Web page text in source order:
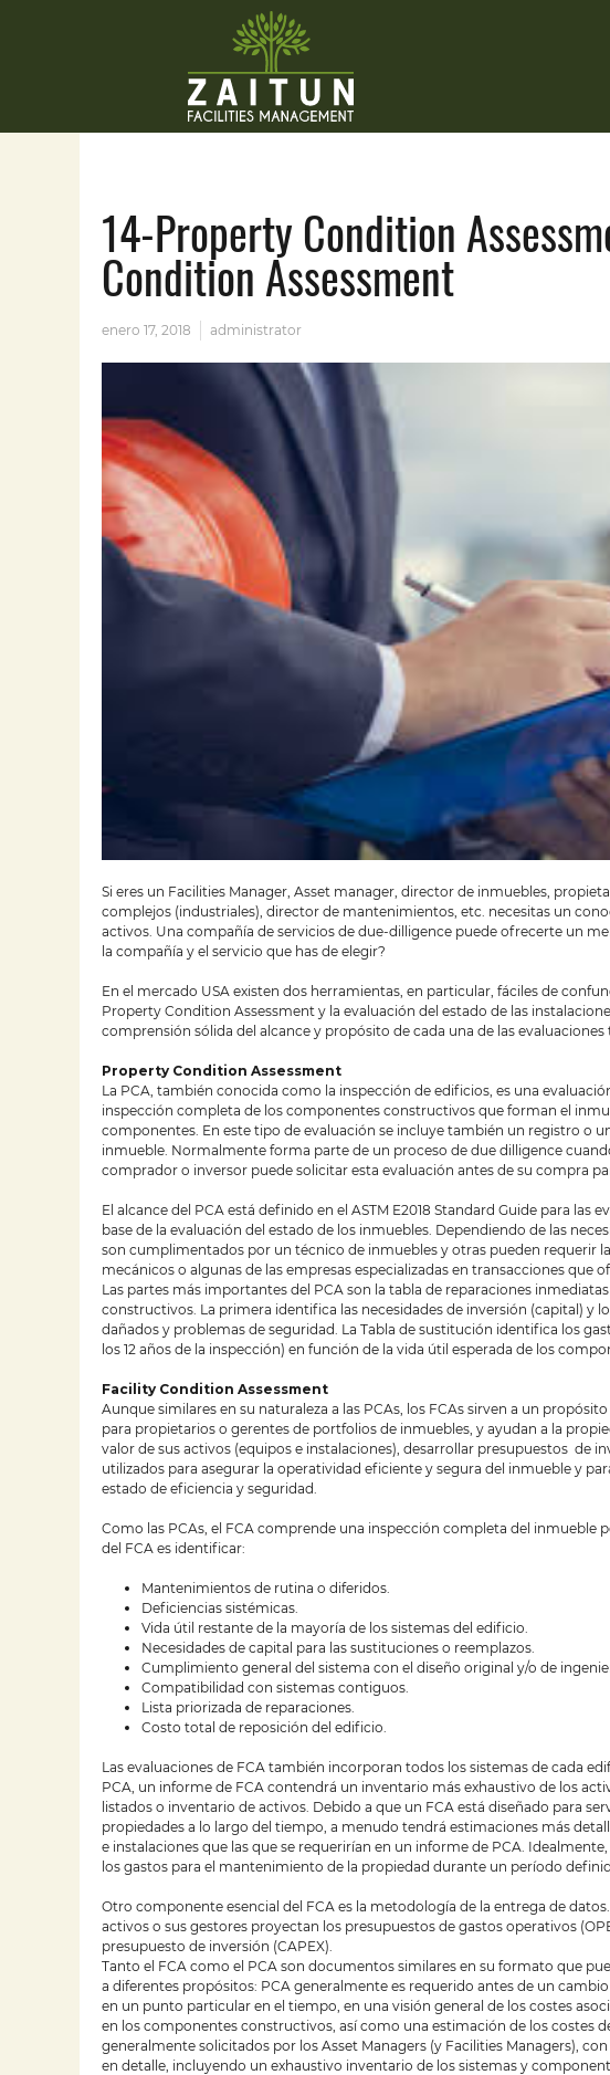
14-Property Condition
Condition Assessment
enero 17, 2018 administrator
Si eres un Facilities Manager, Asset manager, director de inmuebles,
complejos (industriales), director de mantenimientos, etc. necesitas un
activos. Una compañía de servicios de due-dilligence puede ofrecerte un
la compañía y el servicio que has de elegir?
En el mercado USA existen dos herramientas, en particular, fáciles de
Property Condition Assessment y la evaluación del estado de las
comprensión sólida del alcance y propósito de cada una de las
Property Condition Assessment
La PCA, también conocida como la inspección de edificios, es una
inspección completa de los componentes constructivos que forman el
componentes. En este tipo de evaluación se incluye también un registro o
inmueble. Normalmente forma parte de un proceso de due dilligence
comprador o inversor puede solicitar esta evaluación antes de su compra
El alcance del PCA está definido en el ASTM E2018 Standard Guide para las
base de la evaluación del estado de los inmuebles. Dependiendo de las
son cumplimentados por un técnico de inmuebles y otras pueden requerir
mecánicos o algunas de las empresas especializadas en transacciones que
Las partes más importantes del PCA son la tabla de reparaciones
constructivos. La primera identifica las necesidades de inversión (capital) y
dañados y problemas de seguridad. La Tabla de sustitución identifica los
los 12 años de la inspección) en función de la vida útil esperada de los
Facility Condition Assessment
Aunque similares en su naturaleza a las PCAs, los FCAs sirven a un
para propietarios o gerentes de portfolios de inmuebles, y ayudan a la
valor de sus activos (equipos e instalaciones), desarrollar presupuestos de
utilizados para asegurar la operatividad eficiente y segura del inmueble y
estado de eficiencia y seguridad.
Como las PCAs, el FCA comprende una inspección completa del inmueble
del FCA es identificar:
Mantenimientos de rutina o diferidos.
Deficiencias sistémicas.
Vida útil restante de la mayoría de los sistemas del edificio.
Necesidades de capital para las sustituciones o reemplazos.
Cumplimiento general del sistema con el diseño original y/o de
Compatibilidad con sistemas contiguos.
Lista priorizada de reparaciones.
Costo total de reposición del edificio.
Las evaluaciones de FCA también incorporan todos los sistemas de cada
PCA, un informe de FCA contendrá un inventario más exhaustivo de los
listados o inventario de activos. Debido a que un FCA está diseñado para
propiedades a lo largo del tiempo, a menudo tendrá estimaciones más
e instalaciones que las que se requerirían en un informe de PCA.
los gastos para el mantenimiento de la propiedad durante un período
Otro componente esencial del FCA es la metodología de la entrega de
activos o sus gestores proyectan los presupuestos de gastos operativos
presupuesto de inversión (CAPEX).
Tanto el FCA como el PCA son documentos similares en su formato que
a diferentes propósitos: PCA generalmente es requerido antes de un
en un punto particular en el tiempo, en una visión general de los costes
en los componentes constructivos, así como una estimación de los costes
generalmente solicitados por los Asset Managers (y Facilities Managers),
en detalle, incluyendo un exhaustivo inventario de los sistemas y